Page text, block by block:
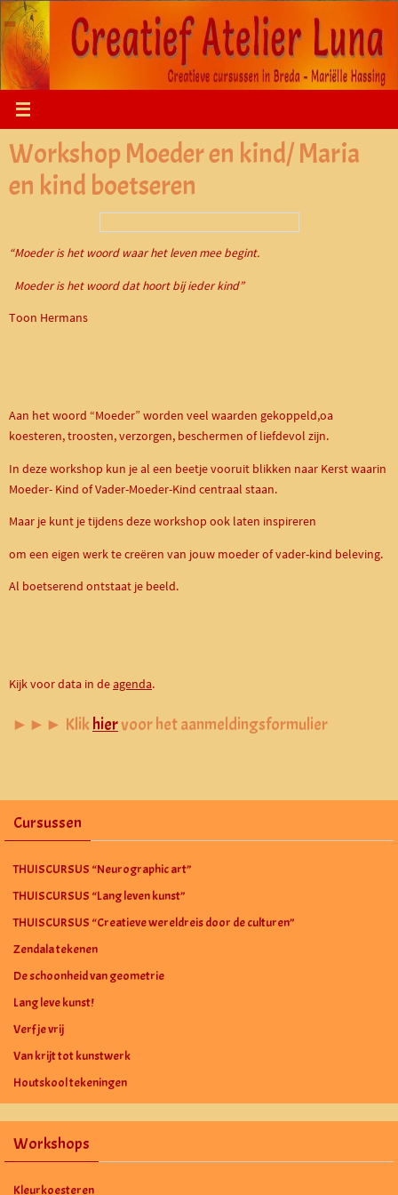
naar
de
inhoud
Workshop Moeder en kind/ Maria
en kind boetseren
“Moeder is het woord waar het leven mee begint.
Moeder is het woord dat hoort bij ieder kind”
Toon Hermans
Aan het woord “Moeder” worden veel waarden gekoppeld,oa
koesteren, troosten, verzorgen, beschermen of liefdevol zijn.
In deze workshop kun je al een beetje vooruit blikken naar Kerst waarin
Moeder- Kind of Vader-Moeder-Kind centraal staan.
Maar je kunt je tijdens deze workshop ook laten inspireren
om een eigen werk te creëren van jouw moeder of vader-kind beleving.
Al boetserend ontstaat je beeld.
Kijk voor data in deagenda.
►►► Klikhiervoor het aanmeldingsformulier
Cursussen
THUISCURSUS “Neurographic art”
THUISCURSUS “Lang leven kunst”
THUISCURSUS “Creatieve wereldreis door de culturen”
Zendala tekenen
De schoonheid van geometrie
Lang leve kunst!
Verf je vrij
Van krijt tot kunstwerk
Houtskool tekeningen
Workshops
Kleurkoesteren